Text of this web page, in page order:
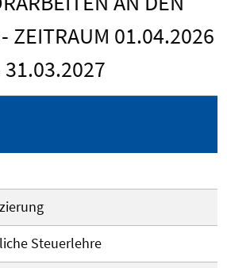
ZEITRAUM 01.04.2026
31.03.2027
Steuerlehre